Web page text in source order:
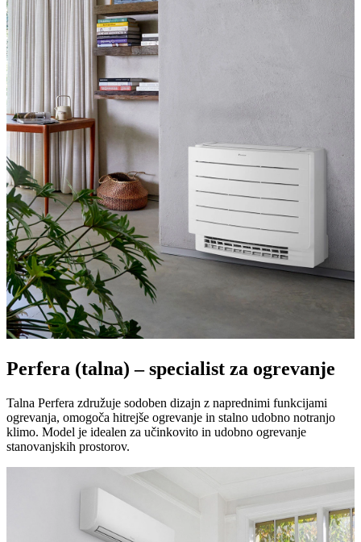
Perfera (talna) – specialist za ogrevanje
Talna Perfera združuje sodoben dizajn z naprednimi funkcijami
ogrevanja, omogoča hitrejše ogrevanje in stalno udobno notranjo
klimo. Model je idealen za učinkovito in udobno ogrevanje
stanovanjskih prostorov.